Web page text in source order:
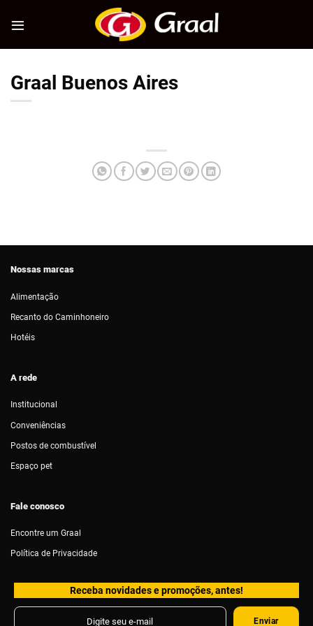
Graal Buenos Aires
A rede
Institucional
Conveniências
Postos de combustível
Espaço pet
Nossas marcas
Alimentação
Recanto do Caminhoneiro
Hotéis
Fale conosco
Encontre um Graal
Política de Privacidade
Receba novidades e promoções, antes!